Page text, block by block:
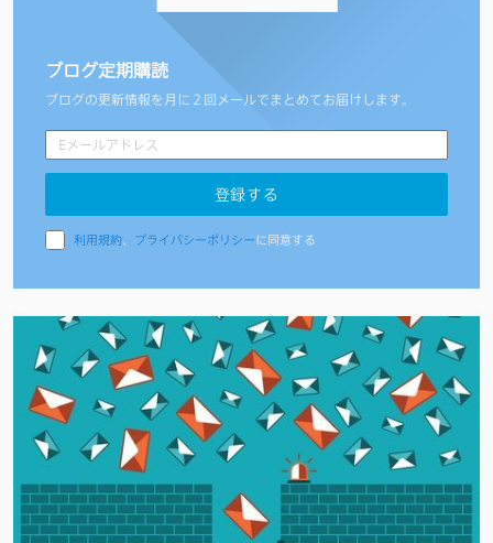
ブログ定期購読
ブログの更新情報を月に２回メールでまとめてお届けします。
利用規約、 プライバシーポリシーに同意する